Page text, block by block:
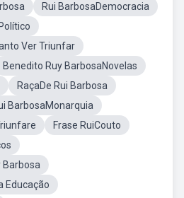
Rui BarbosaDemocracia
Ver Triunfar
Benedito Ruy BarbosaNovelas
RaçaDe Rui Barbosa
BarbosaMonarquia
Frase RuiCouto
Barbosa
Educação